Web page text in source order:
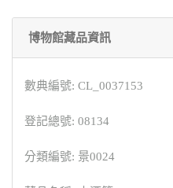
博物館藏品資訊
數典編號: CL_0037153
登記總號: 08134
分類編號: 景0024